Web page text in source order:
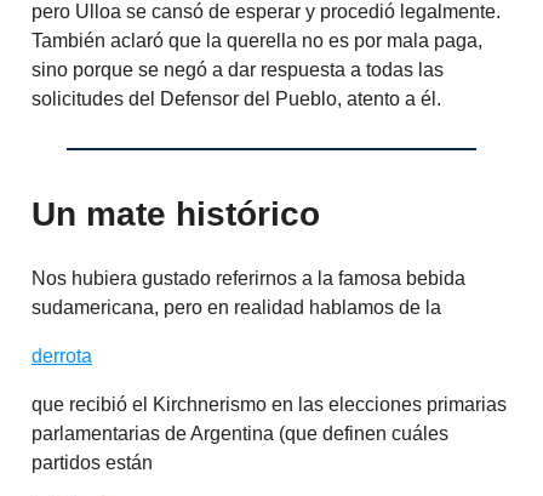
pero Ulloa se cansó de esperar y procedió legalmente.
También aclaró que la querella no es por mala paga,
sino porque se negó a dar respuesta a todas las
solicitudes del Defensor del Pueblo, atento a él.
Un mate histórico
Nos hubiera gustado referirnos a la famosa bebida
sudamericana, pero en realidad hablamos de la
derrota
que recibió el Kirchnerismo en las elecciones primarias
parlamentarias de Argentina (que definen cuáles
partidos están